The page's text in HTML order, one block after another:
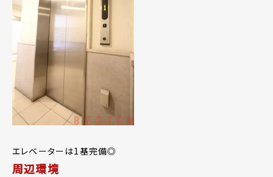
エレベーターは1基完備◎
周辺環境